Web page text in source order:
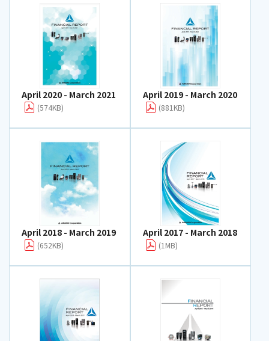
April 2020 - March 2021
(574KB)
April 2019 - March 2020
(881KB)
April 2018 - March 2019
(652KB)
April 2017 - March 2018
(1MB)